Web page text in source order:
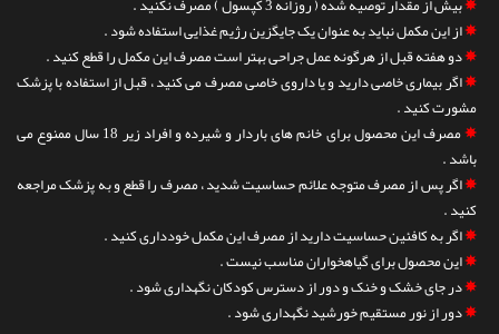
✵از این مکمل نباید به عنوان یک جایگزین رژیم غذایی استفاده شود .
✵دو هفته قبل از هرگونه عمل جراحی بهتر است مصرف این مکمل را قطع کنید .
✵اگر بیماری خاصی دارید و یا داروی خاصی مصرف می کنید ، قبل از استفاده با پزشک
مشورت کنید .
✵
مصرف این محصول برای خانم های باردار و شیرده و افراد زیر 18 سال ممنوع می
باشد .
✵اگر پس از مصرف متوجه علائم حساسیت شدید ، مصرف را قطع و به پزشک مراجعه
کنید .
✵اگر به کافئین حساسیت دارید از مصرف این مکمل خودداری کنید .
✵این محصول برای گیاهخواران مناسب نیست .
✵در جای خشک و خنک و دور از دسترس کودکان نگهداری شود .
✵دور از نور مستقیم خورشید نگهداری شود .